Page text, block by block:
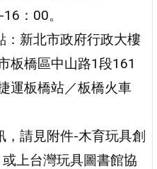
：00。
：新北市政府行政大樓
板橋區中山路1段161
運板橋站／板橋火車
，請見附件-木育玩具創
上台灣玩具圖書館協